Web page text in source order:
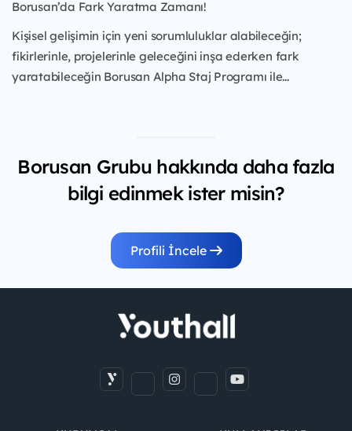
Borusan’da Fark Yaratma Zamanı!
Kişisel gelişimin için yeni sorumluluklar alabileceğin;
fikirlerinle, projelerinle geleceğini inşa ederken fark
yaratabileceğin Borusan Alpha Staj Programı ile...
Borusan Grubu hakkında daha fazla
bilgi edinmek ister misin?
Profili İncele